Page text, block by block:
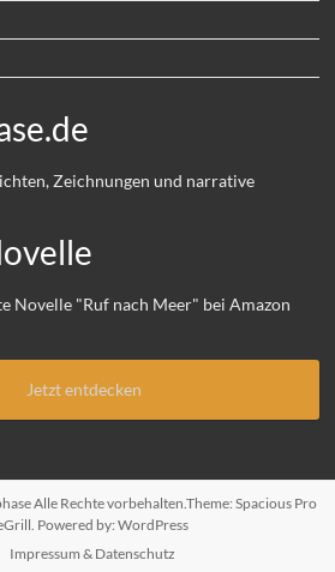
Zeichnungen und narrative
Novelle "Ruf nach Meer" bei Amazon
Jetzt entdecken
Alle Rechte vorbehalten.Theme: Spacious Pro
Powered by:WordPress
Impressum & Datenschutz